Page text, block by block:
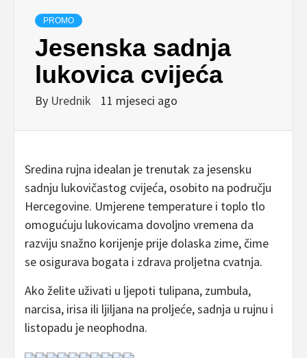
PROMO
Jesenska sadnja
lukovica cvijeća
By Urednik 11 mjeseci ago
Sredina rujna idealan je trenutak za jesensku
sadnju lukovičastog cvijeća, osobito na području
Hercegovine. Umjerene temperature i toplo tlo
omogućuju lukovicama dovoljno vremena da
razviju snažno korijenje prije dolaska zime, čime
se osigurava bogata i zdrava proljetna cvatnja.
Ako želite uživati u ljepoti tulipana, zumbula,
narcisa, irisa ili ljiljana na proljeće, sadnja u rujnu i
listopadu je neophodna.